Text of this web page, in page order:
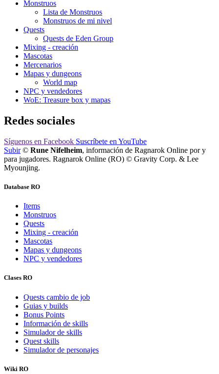
Monstruos
Lista de Monstruos
Monstruos de mi nivel
Quests
Quests de Eden Group
Mixing - creación
Mascotas
Mercenarios
Mapas y dungeons
World map
NPC y vendedores
WoE: Treasure box y mapas
Redes sociales
Síguenos en Facebook Suscríbete en YouTube
Subir© Rune Nifelheim, información de Ragnarok Online por y
para jugadores. Ragnarok Online (RO) © Gravity Corp. & Lee
Myounjing.
Database RO
Items
Monstruos
Quests
Mixing - creación
Mascotas
Mapas y dungeons
NPC y vendedores
Clases RO
Quests cambio de job
Guias y builds
Bonus Points
Información de skills
Simulador de skills
Quest skills
Simulador de personajes
Wiki RO